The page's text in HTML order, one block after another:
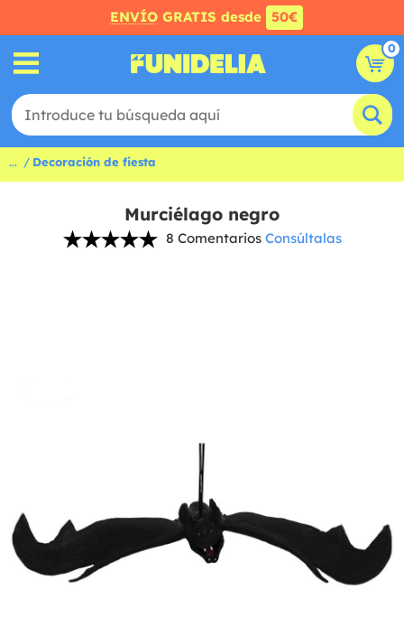
ENVÍO GRATIS desde 50€
0
... Decoración de fiesta
Murciélago negro
8 Comentarios Consúltalas